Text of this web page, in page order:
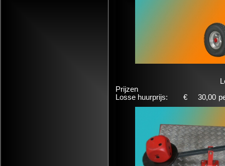
Prijzen
Losse huurprijs:
€ 30,00